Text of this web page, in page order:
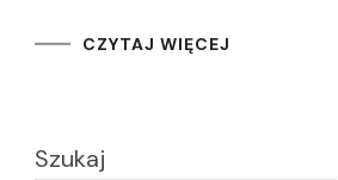
CZYTAJ WIĘCEJ
Szukaj